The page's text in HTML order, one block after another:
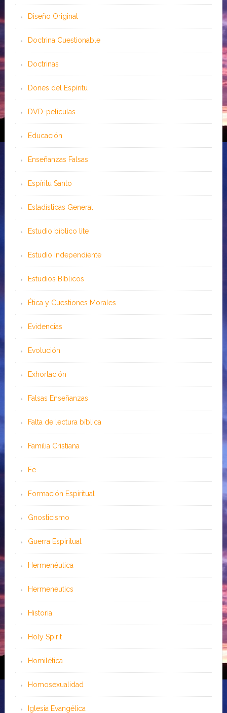
Diseño Original
Doctrina Cuestionable
Doctrinas
Dones del Espíritu
DVD-peliculas
Educación
Enseñanzas Falsas
Espíritu Santo
Estadísticas General
Estudio bíblico lite
Estudio Independiente
Estudios Bíblicos
Ética y Cuestiones Morales
Evidencias
Evolución
Exhortación
Falsas Enseñanzas
Falta de lectura bíblica
Familia Cristiana
Fe
Formación Espiritual
Gnosticismo
Guerra Espiritual
Hermenéutica
Hermeneutics
Historia
Holy Spirit
Homilética
Homosexualidad
Iglesia Evangélica